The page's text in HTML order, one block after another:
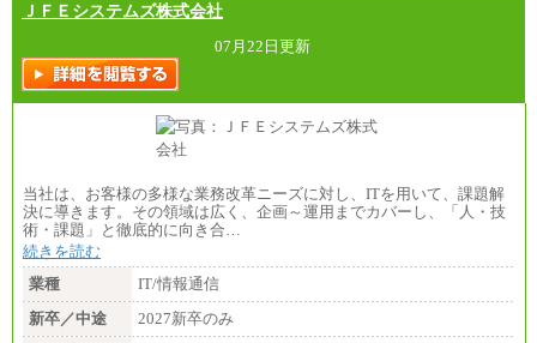
ＪＦＥシステムズ株式会社
07月22日更新
当社は、お客様の多様な業務改革ニーズに対し、ITを用いて、課題解
決に導きます。その領域は広く、企画～運用までカバーし、「人・技
術・課題」と徹底的に向き合…
続きを読む
業種
IT/情報通信
新卒／中途
2027新卒のみ